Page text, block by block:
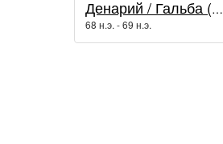
Денарий / Гальба (68 - 69 гг.)
68 н.э. - 69 н.э.